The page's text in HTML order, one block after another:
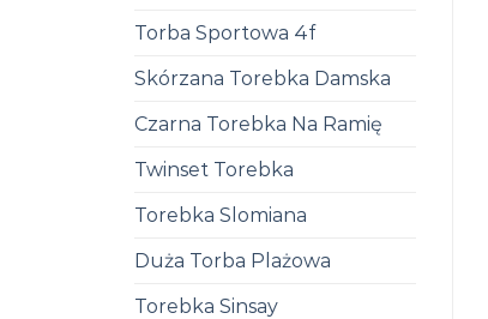
Torba Sportowa 4f
Skórzana Torebka Damska
Czarna Torebka Na Ramię
Twinset Torebka
Torebka Slomiana
Duża Torba Plażowa
Torebka Sinsay